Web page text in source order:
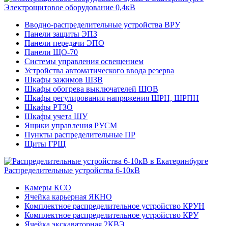
Электрощитовое оборудование 0,4кВ
Вводно-распределительные устройства ВРУ
Панели защиты ЭПЗ
Панели передачи ЭПО
Панели ЩО-70
Системы управления освещением
Устройства автоматического ввода резерва
Шкафы зажимов ШЗВ
Шкафы обогрева выключателей ШОВ
Шкафы регулирования напряжения ШРН, ШРПН
Шкафы РТЗО
Шкафы учета ШУ
Ящики управления РУСМ
Пункты распределительные ПР
Щиты ГРЩ
Распределительные устройства 6-10кВ
Камеры КСО
Ячейка карьерная ЯКНО
Комплектное распределительное устройство КРУН
Комплектное распределительное устройство КРУ
Ячейка экскаваторная 2КВЭ